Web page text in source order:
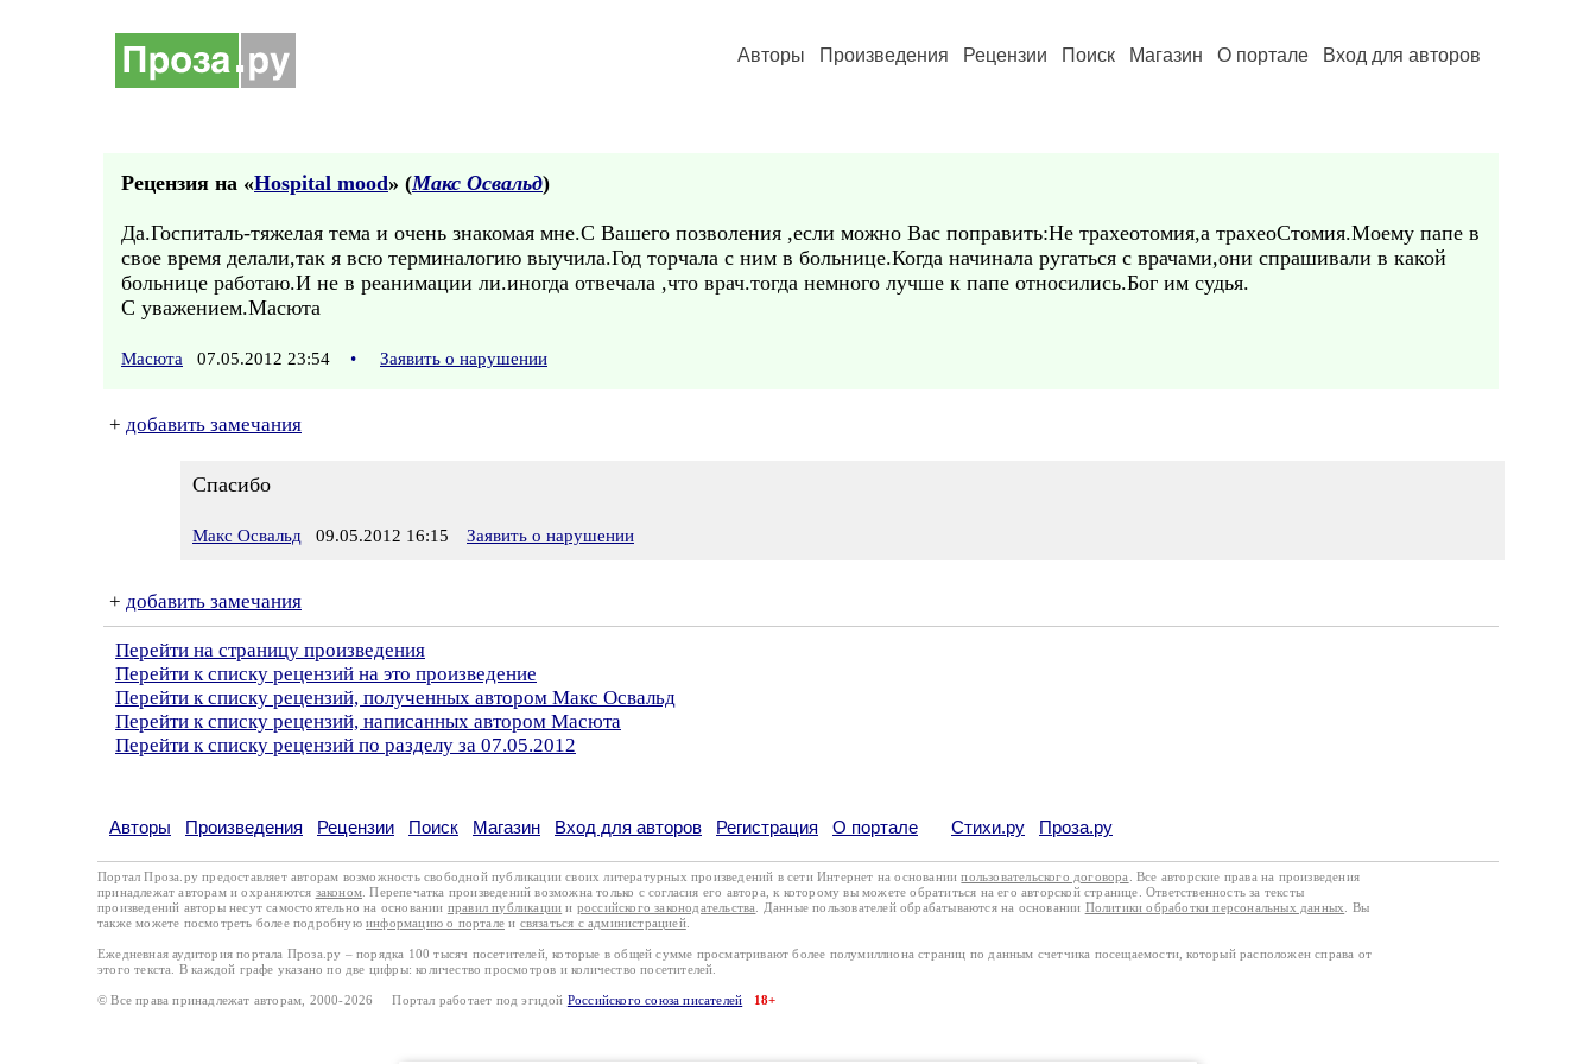
Авторы Произведения Рецензии Поиск Магазин О портале Вход для авторов
Рецензия на «Hospital mood» (Макс Освальд)
Да.Госпиталь-тяжелая тема и очень знакомая мне.С Вашего позволения ,если можно Вас поправить:Не трахеотомия,а трахеоСтомия.Моему папе в
свое время делали,так я всю терминалогию выучила.Год торчала с ним в больнице.Когда начинала ругаться с врачами,они спрашивали в какой
больнице работаю.И не в реанимации ли.иногда отвечала ,что врач.тогда немного лучше к папе относились.Бог им судья.
С уважением.Масюта
Масюта 07.05.2012 23:54 • Заявить о нарушении
+ добавить замечания
Спасибо
Макс Освальд 09.05.2012 16:15 Заявить о нарушении
+ добавить замечания
Перейти на страницу произведения
Перейти к списку рецензий на это произведение
Перейти к списку рецензий, полученных автором Макс Освальд
Перейти к списку рецензий, написанных автором Масюта
Перейти к списку рецензий по разделу за 07.05.2012
Авторы Произведения Рецензии Поиск Магазин Вход для авторов Регистрация О портале Стихи.ру Проза.ру
Портал Проза.ру предоставляет авторам возможность свободной публикации своих литературных произведений в сети Интернет на основаниипользовательского договора
. Все авторские права на произведения
принадлежат авторам и охраняются законом . Перепечатка произведений возможна только с согласия его автора, к которому вы можете обратиться на его авторской странице. Ответственность за тексты
произведений авторы несут самостоятельно на основании правил публикации и российского законодательства . Данные пользователей обрабатываются на основании Политики обработки персональных данных
. Вы
также можете посмотреть более подробную информацию о портале и связаться с администрацией.
Ежедневная аудитория портала Проза.ру – порядка 100 тысяч посетителей, которые в общей сумме просматривают более полумиллиона страниц по данным счетчика посещаемости, который расположен справа от
этого текста. В каждой графе указано по две цифры: количество просмотров и количество посетителей.
© Все права принадлежат авторам, 2000-2026 Портал работает под эгидой Российского союза писателей 18+